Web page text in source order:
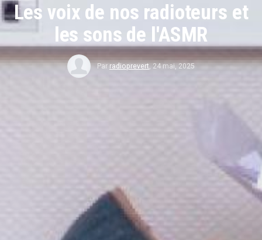
Les voix de nos radioteurs et
les sons de l'ASMR
Par radioprevert, 24 mai, 2025